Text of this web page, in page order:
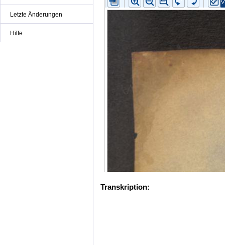
Letzte Änderungen
Hilfe
Transkription: